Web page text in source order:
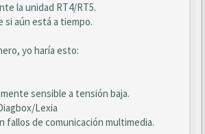
la unidad RT4/RT5.
si aún está a tiempo.
yo haría esto:
sensible a tensión baja.
Lexia
fallos de comunicación multimedia.